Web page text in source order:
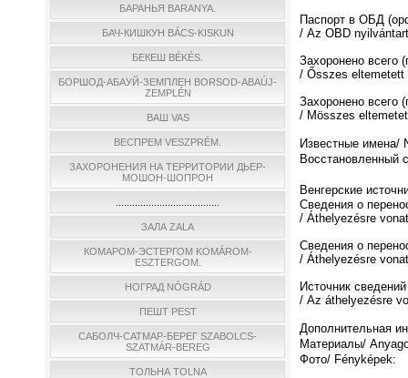
БАРАНЬЯ BARANYA.
БАЧ-КИШКУН BÁCS-KISKUN
БЕКЕШ BÉKÉS.
БОРШОД-АБАУЙ-ЗЕМПЛЕН BORSOD-ABAÚJ-
ZEMPLÉN
ВАШ VAS
ВЕСПРЕМ VESZPRÉM.
ЗАХОРОНЕНИЯ НА ТЕРРИТОРИИ ДЬЕР-
МОШОН-ШОПРОН
ЗАЛА ZALA
КОМАРОМ-ЭСТЕРГОМ KOMÁROM-
ESZTERGOM.
НОГРАД NÓGRÁD
ПЕШТ PEST
САБОЛЧ-САТМАР-БЕРЕГ SZABOLCS-
SZATMÁR-BEREG
ТОЛЬНА TOLNA
Паспорт в ОБД
/ Az OBD
Захоронено всего
/ Ősszes eltemetett
Захоронено всего
/ Мösszes
Известные имена/
Восстановленный
Венгерские
Сведения о
/ Áthelyezésre
Сведения о
/ Áthelyezésre
Источник
/ Az áthelyezésre
Дополнительная
Материалы/
Фото/ Fényképek: